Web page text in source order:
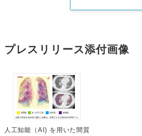
プレスリリース添付画像
人工知能（AI) を用いた間質